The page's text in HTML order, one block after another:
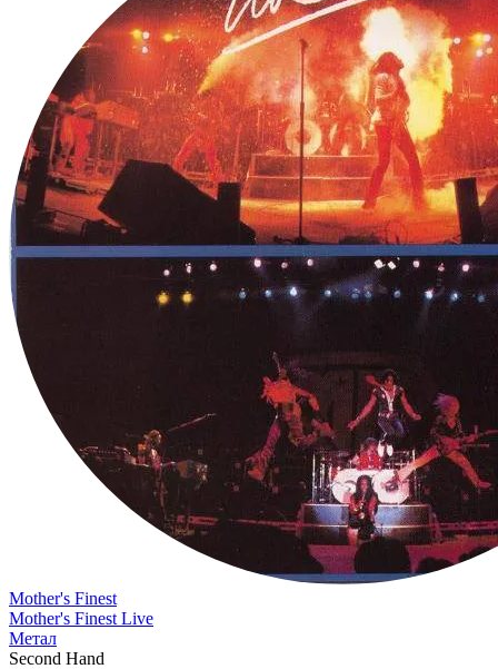
Mother's Finest
Mother's Finest Live
Метал
Second Hand